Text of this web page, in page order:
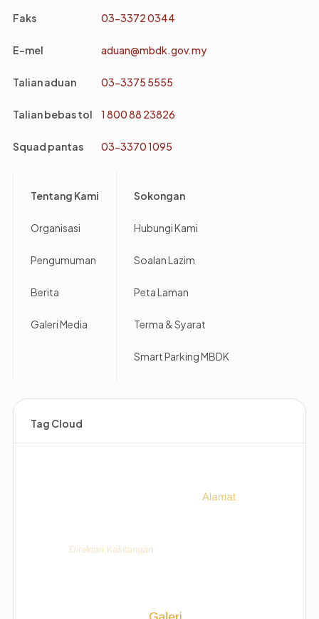
Faks 03-3372 0344
E-mel aduan@mbdk.gov.my
Talian aduan 03-3375 5555
Talian bebas tol 1 800 88 23826
Squad pantas 03-3370 1095
Tentang Kami
Organisasi
Pengumuman
Berita
Galeri Media
Sokongan
Hubungi Kami
Soalan Lazim
Peta Laman
Terma & Syarat
Smart Parking MBDK
Tag Cloud